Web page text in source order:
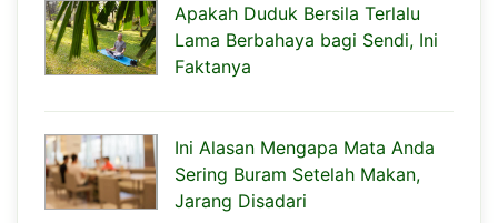
Apakah Duduk Bersila Terlalu
Lama Berbahaya bagi Sendi, Ini
Faktanya
Ini Alasan Mengapa Mata Anda
Sering Buram Setelah Makan,
Jarang Disadari